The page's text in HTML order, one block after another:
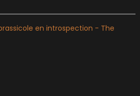
en introspection - The